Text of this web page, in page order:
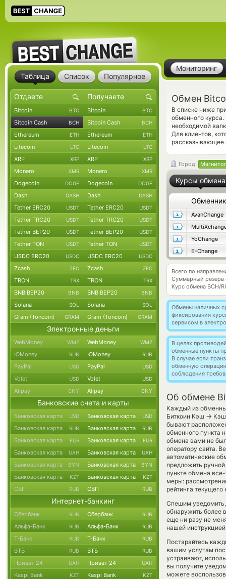
Мониторинг
Обмен
В списке ниже
обменного
необходимой
Для клиентов,
рассказывающее
Город:
Курсы обмена
Обменник
AvanChange
YoChange
E-Change
Всего по
Суммарный резерв
Курс обмена BCH/
Обмены наличных
фиксирования
сервисом в
В целях
обменные пункты
В случае если
обменную
соблюдения
Об обмене
Каждый из
Биткоин Кэш → Кэш
бывают
обменного пункта
обмена вами не
оператору сайта.
автоматические
предложить
пункте обмена
меры:
рейтинга текущего
Спешим
обнаружить более
еще ни разу не
нашей
Постарайтесь
вашим услугам
устраивают,
вы получите
можете
Таблица Список Популярное
Bitcoin BTC Bitcoin BTC
Bitcoin Cash BCH Bitcoin Cash BCH
Ethereum ETH Ethereum ETH
Litecoin LTC Litecoin LTC
XRP XRP XRP XRP
Monero XMR Monero XMR
Dogecoin DOGE Dogecoin DOGE
Dash DASH Dash DASH
Tether ERC20 USDT Tether ERC20 USDT
Tether TRC20 USDT Tether TRC20 USDT
Tether BEP20 USDT Tether BEP20 USDT
Tether TON USDT Tether TON USDT
USDC ERC20 USDC USDC ERC20 USDC
Zcash ZEC Zcash ZEC
TRON TRX TRON TRX
BNB BEP20 BNB BNB BEP20 BNB
Solana SOL Solana SOL
Gram (Toncoin) GRAM Gram (Toncoin) GRAM
Электронные деньги
WebMoney WMZ WebMoney WMZ
ЮMoney RUB ЮMoney RUB
PayPal USD PayPal USD
Volet USD Volet USD
Alipay CNY Alipay CNY
Банковские счета и карты
Банковская карта USD Банковская карта USD
Банковская карта RUB Банковская карта RUB
Банковская карта EUR Банковская карта EUR
Банковская карта UAH Банковская карта UAH
Банковская карта BYN Банковская карта BYN
Банковская карта KZT Банковская карта KZT
СБП RUB СБП RUB
Интернет-банкинг
Сбербанк RUB Сбербанк RUB
Альфа-Банк RUB Альфа-Банк RUB
Т-Банк RUB Т-Банк RUB
ВТБ RUB ВТБ RUB
Приват 24 UAH Приват 24 UAH
Kaspi Bank KZT Kaspi Bank KZT